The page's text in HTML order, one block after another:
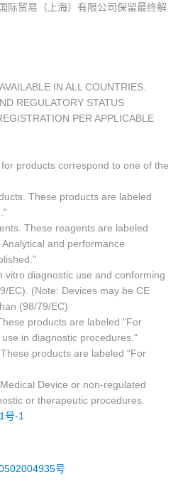
际贸易（上海）有限公司保留最终解
IN ALL COUNTRIES.
REGULATORY STATUS
PER APPLICABLE
products correspond to one of the
These products are labeled
These reagents are labeled
and performance
vitro diagnostic use and conforming
EC). (Note: Devices may be CE
(98/79/EC)
products are labeled "For
in diagnostic procedures."
products are labeled "For
Device or non-regulated
or therapeutic procedures.
号-1
号